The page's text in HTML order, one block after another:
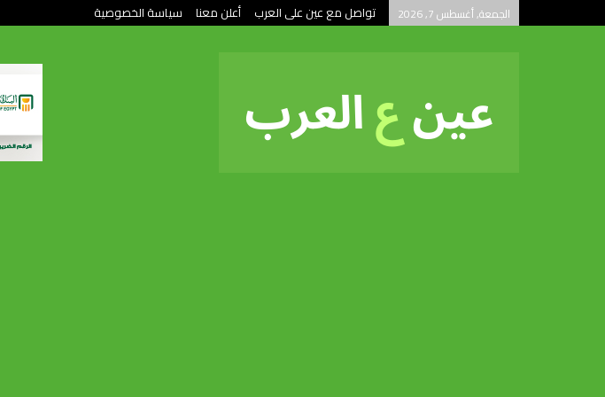
الجمعة, أغسطس 7, 2026 تواصل مع عين على العرب أعلن معنا سياسة الخصوصية